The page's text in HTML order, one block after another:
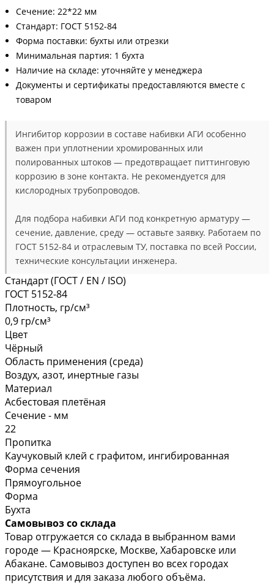
Сечение: 22*22 мм
Стандарт: ГОСТ 5152-84
Форма поставки: бухты или отрезки
Минимальная партия: 1 бухта
Наличие на складе: уточняйте у менеджера
Документы и сертификаты предоставляются вместе с
товаром
Ингибитор коррозии в составе набивки АГИ особенно
важен при уплотнении хромированных или
полированных штоков — предотвращает питтинговую
коррозию в зоне контакта. Не рекомендуется для
кислородных трубопроводов.
Для подбора набивки АГИ под конкретную арматуру —
сечение, давление, среду — оставьте заявку. Работаем по
ГОСТ 5152-84 и отраслевым ТУ, поставка по всей России,
технические консультации инженера.
Стандарт (ГОСТ / EN / ISO)
ГОСТ 5152-84
Плотность, гр/см³
0,9 гр/см³
Цвет
Чёрный
Область применения (среда)
Воздух, азот, инертные газы
Материал
Асбестовая плетёная
Сечение - мм
22
Пропитка
Каучуковый клей с графитом, ингибированная
Форма сечения
Прямоугольное
Форма
Бухта
Самовывоз со склада
Товар отгружается со склада в выбранном вами
городе — Красноярске, Москве, Хабаровске или
Абакане. Самовывоз доступен во всех городах
присутствия и для заказа любого объёма.